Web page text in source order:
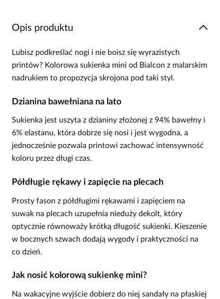
Opis produktu
Lubisz podkreślać nogi i nie boisz się wyrazistych
printów? Kolorowa sukienka mini od Bialcon z malarskim
nadrukiem to propozycja skrojona pod taki styl.
Dzianina bawełniana na lato
Sukienka jest uszyta z dzianiny złożonej z 94% bawełny i
6% elastanu, która dobrze się nosi i jest wygodna, a
jednocześnie pozwala printowi zachować intensywność
koloru przez długi czas.
Półdługie rękawy i zapięcie na plecach
Prosty fason z półdługimi rękawami i zapięciem na
suwak na plecach uzupełnia nieduży dekolt, który
optycznie równoważy krótką długość sukienki. Kieszenie
w bocznych szwach dodają wygody i praktyczności na
co dzień.
Jak nosić kolorową sukienkę mini?
Na wakacyjne wyjście dobierz do niej sandały na płaskiej